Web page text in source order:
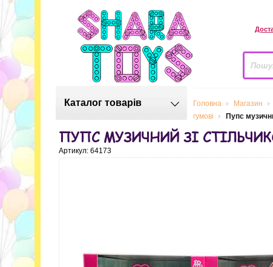
Каталог товарів Головна Магазин
гумові
Пупс
ПУПС МУЗИЧНИЙ ЗІ
Артикул: 64173